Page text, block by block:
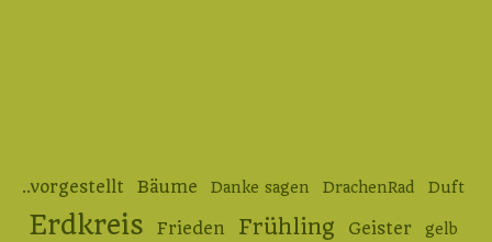
..vorgestellt Bäume Danke sagen DrachenRad Duft
Erdkreis Frieden Frühling Geister gelb